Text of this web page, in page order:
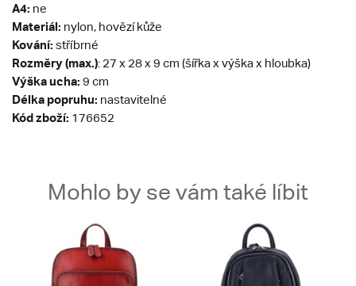
A4: ne
Materiál: nylon, hovězí kůže
Kování: stříbrné
Rozměry (max.): 27 x 28 x 9 cm (šířka x výška x hloubka)
Výška ucha: 9 cm
Délka popruhu: nastavitelné
Kód zboží: 176652
Mohlo by se vám také líbit